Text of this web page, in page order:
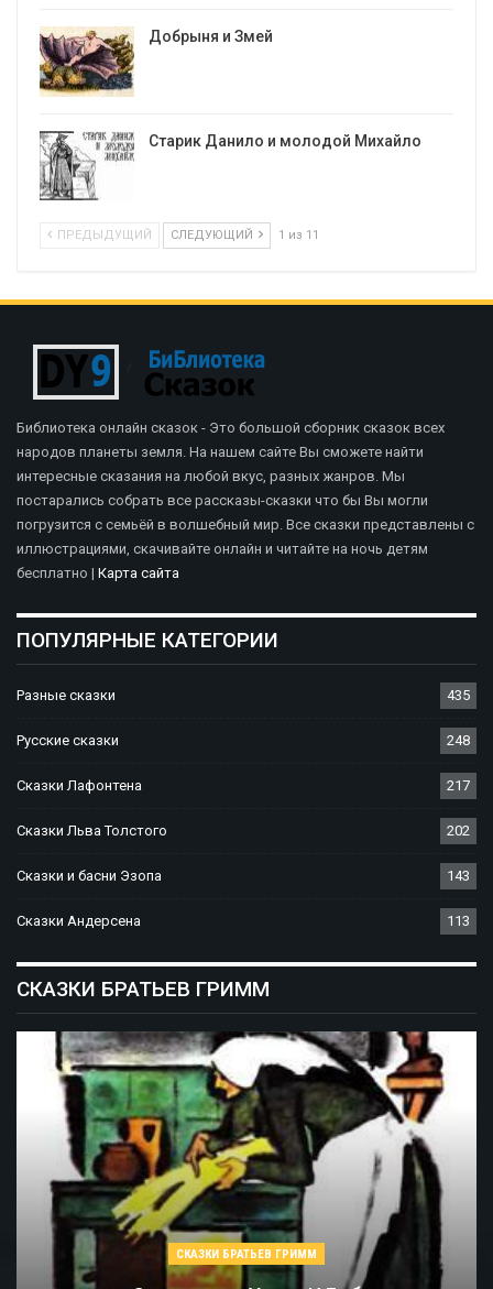
Добрыня и Змей
Старик Данило и молодой Михайло
ПРЕДЫДУЩИЙ СЛЕДУЮЩИЙ 1 из 11
Библиотека онлайн сказок - Это большой сборник сказок всех
народов планеты земля. На нашем сайте Вы сможете найти
интересные сказания на любой вкус, разных жанров. Мы
постарались собрать все рассказы-сказки что бы Вы могли
погрузится с семьёй в волшебный мир. Все сказки представлены с
иллюстрациями, скачивайте онлайн и читайте на ночь детям
бесплатно | Карта сайта
ПОПУЛЯРНЫЕ КАТЕГОРИИ
Разные сказки 435
Русские сказки 248
Сказки Лафонтена 217
Сказки Льва Толстого 202
Сказки и басни Эзопа 143
Сказки Андерсена 113
СКАЗКИ БРАТЬЕВ ГРИММ
СКАЗКИ БРАТЬЕВ ГРИММ